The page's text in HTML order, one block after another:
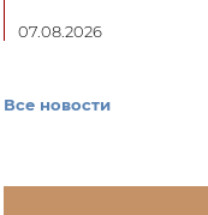
07.08.2026
Все новости